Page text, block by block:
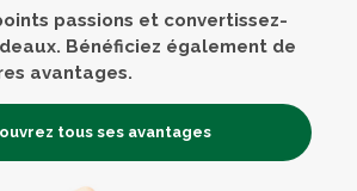
passions et convertissez-
Bénéficiez également de
avantages.
tous ses avantages